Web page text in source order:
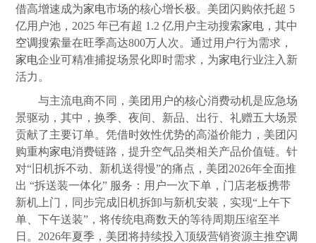
借高增速成为家电市场的核心增长极。美团闪购依托超 5
亿用户池，2025 年已有超 1.2 亿用户主动搜索家电 ，其中
空调搜索量在旺季高达800万人次。通过用户行为需求，
家电企业可精准捕捉场景化即时需求，为家电行业注入新
活力。
与主流电商不同，美团用户的核心消费动机是应急场
景驱动，其中，换季、夜间、新品、出行、礼赠五大场景
贡献了主要订单。凭借时效性优势的高溢价能力，美团闪
购重构家电消费链路，提升空气品类相关产品价值链。针
对“旧机拆不动、新机送得慢”的痛点，美团2026年全面推
出 “拆送装一体化” 服务：用户一次下单，门店老板携带
新机上门，同步完成旧机拆卸与新机安装，实现“上午下
单、下午送装”，将传统电商数天的等待周期压缩至半
日。2026年夏季，美团将持续投入顶级营销资源主推空调